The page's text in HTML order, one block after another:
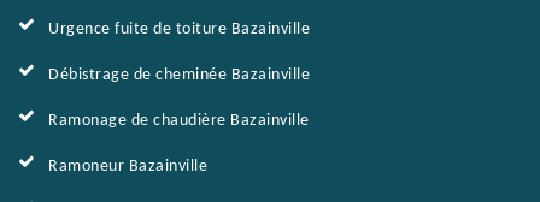
Urgence fuite de toiture Bazainville
Débistrage de cheminée Bazainville
Ramonage de chaudière Bazainville
Ramoneur Bazainville